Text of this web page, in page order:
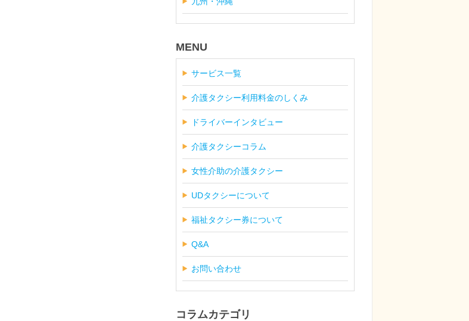
MENU
サービス一覧
介護タクシー利用料金のしくみ
ドライバーインタビュー
介護タクシーコラム
女性介助の介護タクシー
UDタクシーについて
福祉タクシー券について
Q&A
お問い合わせ
コラムカテゴリ